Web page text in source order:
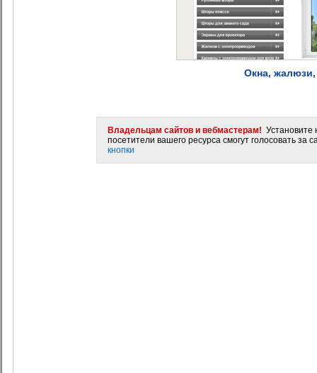
Окна,
Владельцам сайтов и вебмастерам! Установите
посетители вашего ресурса смогут голосовать за
кнопки